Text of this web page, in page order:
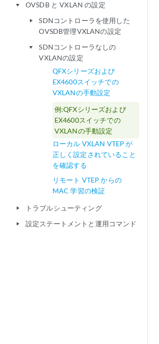
play_arrow OVSDB と VXLAN の設定
play_arrow
SDNコントローラを使用した
OVSDB管理VXLANの設定
play_arrow
SDNコントローラなしの
VXLANの設定
QFXシリーズおよび
EX4600スイッチでの
VXLANの手動設定
例:QFXシリーズおよび
EX4600スイッチでの
VXLANの手動設定
ローカル VXLAN VTEP が
正しく設定されていること
を確認する
リモート VTEP からの
MAC 学習の検証
play_arrow トラブルシューティング
play_arrow 設定ステートメントと運用コマンド